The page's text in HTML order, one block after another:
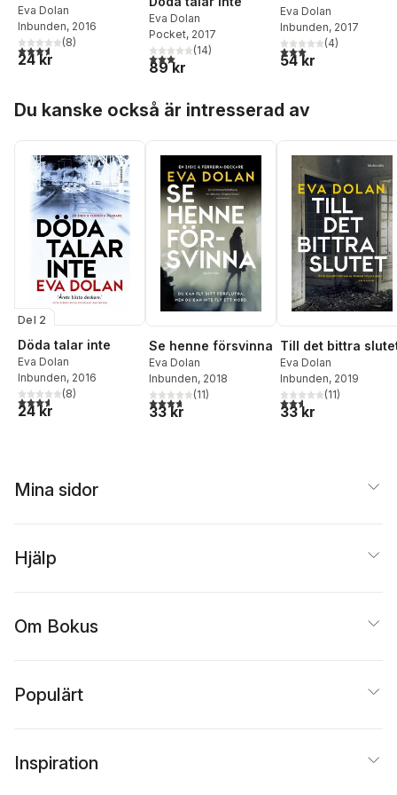
Eva Dolan
Inbunden, 2016
3,6utav 5 stjärnor. Totalt antal röster:
(8)
24 kr
Eva Dolan
Pocket, 2017
3,0utav 5 stjärnor. Totalt antal röster:
(14)
89 kr
Eva Dolan
Inbunden, 2017
3,0utav 5 stjärnor.
(4)
54 kr
Du kanske också är intresserad av
Del 2
Döda talar inte
Eva Dolan
Inbunden, 2016
3,6utav 5 stjärnor. Totalt antal röster:
(8)
24 kr
Se henne försvinna
Eva Dolan
Inbunden, 2018
3,7utav 5 stjärnor. Totalt antal röster:
(11)
33 kr
Till det bittra
Eva Dolan
Inbunden, 2019
2,6utav 5 stjärnor.
(11)
33 kr
Mina sidor
Hjälp
Om Bokus
Populärt
Inspiration